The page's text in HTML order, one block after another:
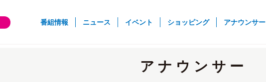
番組情報 (current)
ニュース イベント ショッピング アナウンサー
アナウンサー